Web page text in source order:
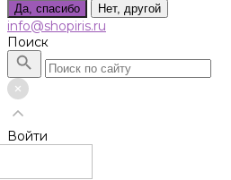
Да, спасибо Нет, другой
info@shopiris.ru
Поиск
Войти